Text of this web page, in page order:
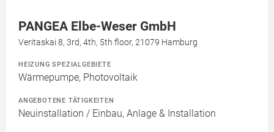
PANGEA Elbe-Weser GmbH
Veritaskai 8, 3rd, 4th, 5th floor, 21079 Hamburg
HEIZUNG SPEZIALGEBIETE
Wärmepumpe, Photovoltaik
ANGEBOTENE TÄTIGKEITEN
Neuinstallation / Einbau, Anlage & Installation